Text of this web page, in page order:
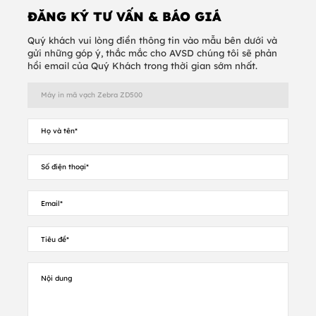
• 256 MB bộ nhớ Std Flash (56 MB
khả dụng cho người dung
• Giao diện người dùng LCD
• ZebraDesigner Essentials - công cụ
thiết kế nhãn dễ dàng miễn phí tại
Thông số kỹ thuật máy in
Độ
giải
203 dpi / 8 dots/ mm (
300dpi / 12 dots/mm)
Bộ nhớ
Chiều
rộng in
ĐĂNG KÝ TƯ VẤN & BÁO GIÁ
Quý khách vui lòng điền thông tin vào mẫu bên dưới và
gửi những góp ý, thắc mắc cho AVSD chúng tôi sẽ phản
hồi email của Quý Khách trong thời gian sớm nhất.